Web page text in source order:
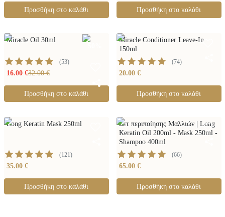
Προσθήκη στο καλάθι Προσθήκη στο καλάθι
Miracle Oil 30ml
(53)
16.00 €32.00 €
Προσθήκη στο καλάθι
Miracle Conditioner Leave-In
150ml
(74)
20.00 €
Προσθήκη στο καλάθι
Long Keratin Mask 250ml
(121)
35.00 €
Προσθήκη στο καλάθι
Σετ περιποίησης Μαλλιών | Long
Keratin Oil 200ml - Mask 250ml -
Shampoo 400ml
(66)
65.00 €
Προσθήκη στο καλάθι